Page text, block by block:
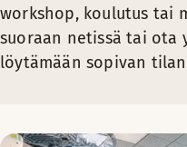
workshop, koulutus tai
suoraan netissä tai ota
löytämään sopivan